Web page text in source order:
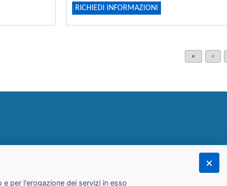
RICHIEDI INFORMAZIONI
« ‹
per l'erogazione dei servizi in esso